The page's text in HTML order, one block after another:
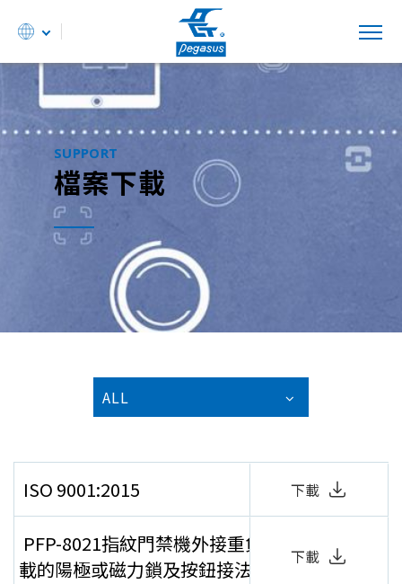
SUPPORT
檔案下載
ALL
ISO 9001:2015 下載
PFP-8021指紋門禁機外接重負
載的陽極或磁力鎖及按鈕接法
下載